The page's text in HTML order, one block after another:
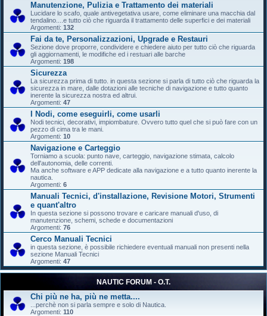
Manutenzione, Pulizia e Trattamento dei materiali
Lucidare lo scafo, quale antivegetativa usare, come eliminare una macchia dal
tendalino....e tutto ciò che riguarda il trattamento delle superfici e dei materiali
Argomenti: 132
Fai da te, Personalizzazioni, Upgrade e Restauri
Sezione dove proporre, condividere e chiedere aiuto per tutto ciò che riguarda
gli aggiornamenti, le modifiche ed i restuari alle barche
Argomenti: 198
Sicurezza
La sicurezza prima di tutto. in questa sezione si parla di tutto ciò che riguarda la
sicurezza in mare, dalle dotazioni alle tecniche di navigazione e tutto quanto
inerente la sicurezza nostra ed altrui.
Argomenti: 47
I Nodi, come eseguirli, come usarli
Nodi tecnici, decorativi, impiombature. Ovvero tutto quel che si può fare con un
pezzo di cima tra le mani.
Argomenti: 10
Navigazione e Carteggio
Torniamo a scuola: punto nave, carteggio, navigazione stimata, calcolo
dell'autonomia, delle correnti.
Ma anche software e APP dedicate alla navigazione e a tutto quanto inerente la
nautica.
Argomenti: 6
Manuali Tecnici, d'installazione, Revisione Motori, Strumenti
e quant'altro
In questa sezione si possono trovare e caricare manuali d'uso, di
manutenzione, schemi, schede e documentazioni
Argomenti: 76
Cerco Manuali Tecnici
in questa sezione, è possibile richiedere eventuali manuali non presenti nella
sezione Manuali Tecnici
Argomenti: 47
NAUTIC FORUM - O.T.
Chi più ne ha, più ne metta....
...perchè non si parla sempre e solo di Nautica.
Argomenti: 110